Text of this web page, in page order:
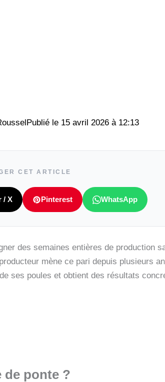
15 avril 2026 à 12:13
CET ARTICLE
/ X Pinterest WhatsApp
des semaines entières de production
mène ce pari depuis plusieurs
de ses poules et obtient des résultats
de ponte ?